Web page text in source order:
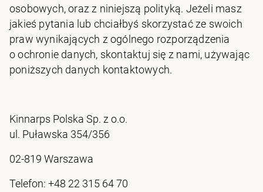
osobowych, oraz z niniejszą polityką. Jeżeli masz
jakieś pytania lub chciałbyś skorzystać ze swoich
praw wynikających z ogólnego rozporządzenia
o ochronie danych, skontaktuj się z nami, używając
poniższych danych kontaktowych.
Kinnarps Polska Sp. z o.o.
ul. Puławska 354/356
02-819 Warszawa
Telefon: +48 22 315 64 70